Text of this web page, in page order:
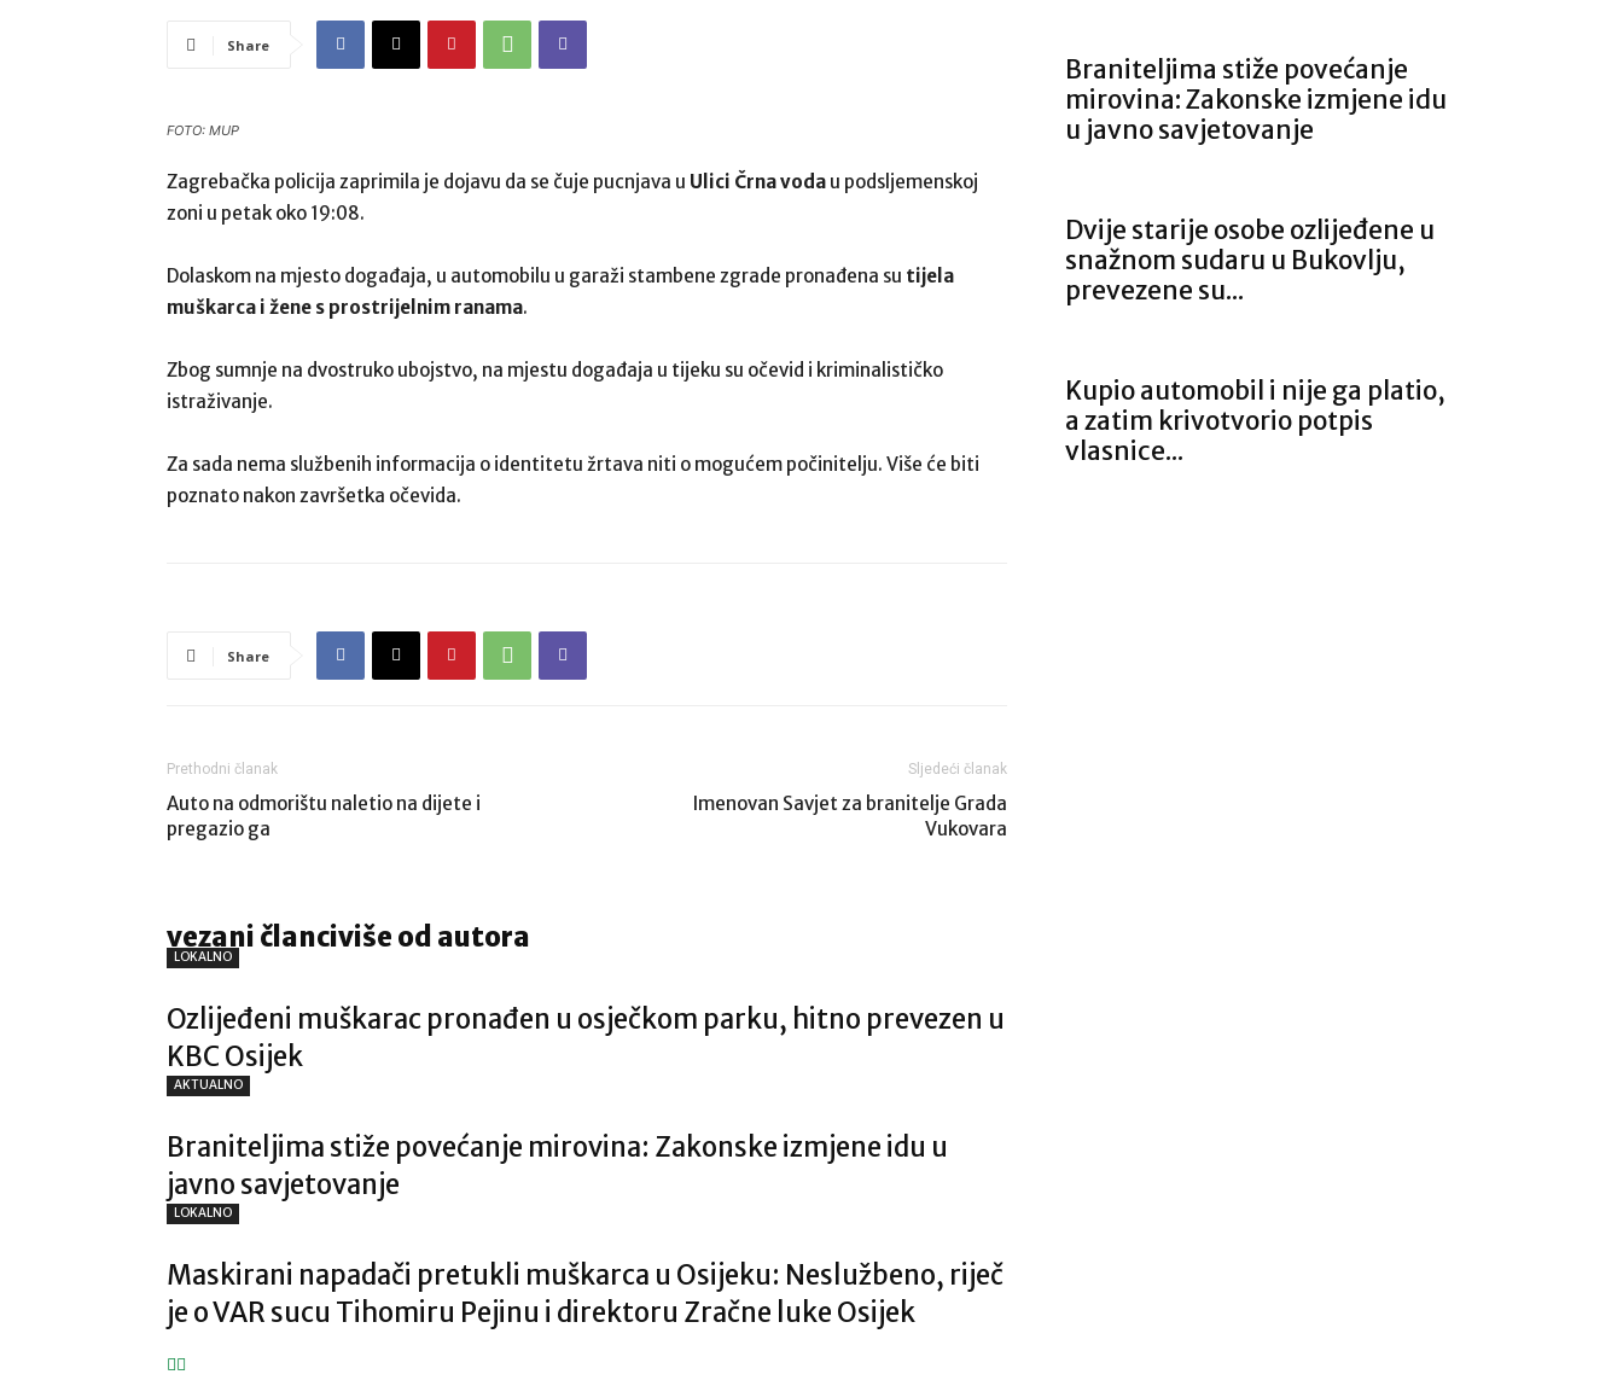
Share
FOTO: MUP
Zagrebačka policija zaprimila je dojavu da se čuje pucnjava u Ulici Črna voda u podsljemenskoj
zoni u petak oko 19:08.
Dolaskom na mjesto događaja, u automobilu u garaži stambene zgrade pronađena su tijela
muškarca i žene s prostrijelnim ranama.
Zbog sumnje na dvostruko ubojstvo, na mjestu događaja u tijeku su očevid i kriminalističko
istraživanje.
Za sada nema službenih informacija o identitetu žrtava niti o mogućem počinitelju. Više će biti
poznato nakon završetka očevida.
Share
Prethodni članak
Auto na odmorištu naletio na dijete i
pregazio ga
Sljedeći članak
Imenovan Savjet za branitelje Grada
Vukovara
vezani članciviše od autora
LOKALNO
Ozlijeđeni muškarac pronađen u osječkom parku, hitno prevezen u
KBC Osijek
AKTUALNO
Braniteljima stiže povećanje mirovina: Zakonske izmjene idu u
javno savjetovanje
LOKALNO
Maskirani napadači pretukli muškarca u Osijeku: Neslužbeno, riječ
je o VAR sucu Tihomiru Pejinu i direktoru Zračne luke Osijek
Braniteljima stiže povećanje
mirovina: Zakonske izmjene idu
u javno savjetovanje
Dvije starije osobe ozlijeđene u
snažnom sudaru u Bukovlju,
prevezene su...
Kupio automobil i nije ga platio,
a zatim krivotvorio potpis
vlasnice...